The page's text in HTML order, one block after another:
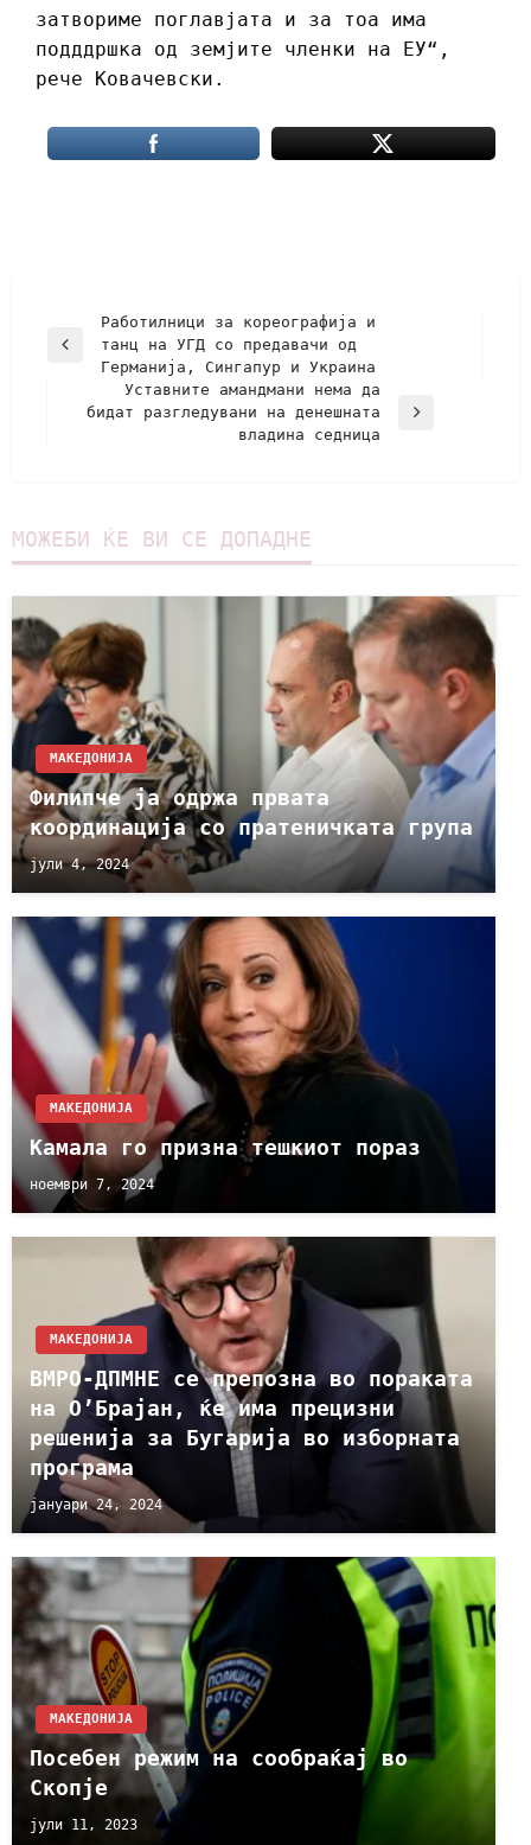
затвориме поглавјата и за тоа има
подддршка од земјите членки на ЕУ“,
рече Ковачевски.
Работилници за кореографија и
танц на УГД со предавачи од
Германија, Сингапур и Украина
Уставните амандмани нема да
бидат разгледувани на денешната
владина седница
МОЖЕБИ ЌЕ ВИ СЕ ДОПАДНЕ
МАКЕДОНИЈА
Филипче ја одржа првата
координација со пратеничката група
јули 4, 2024
МАКЕДОНИЈА
Камала го призна тешкиот пораз
ноември 7, 2024
МАКЕДОНИЈА
ВМРО-ДПМНЕ се препозна во пораката
на О’Брајан, ќе има прецизни
решенија за Бугарија во изборната
програма
јануари 24, 2024
МАКЕДОНИЈА
Посебен режим на сообраќај во
Скопје
јули 11, 2023